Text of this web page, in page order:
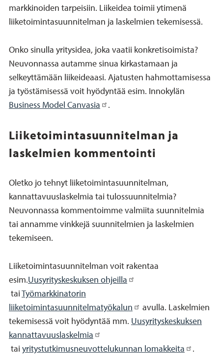
markkinoiden tarpeisiin. Liikeidea toimii ytimenä
liiketoimintasuunnitelman ja laskelmien tekemisessä.
Onko sinulla yritysidea, joka vaatii konkretisoimista?
Neuvonnassa autamme sinua kirkastamaan ja
selkeyttämään liikeideaasi. Ajatusten hahmottamisessa
ja työstämisessä voit hyödyntää esim. Innokylän
Business Model Canvasia
.
Liiketoimintasuunnitelman ja
laskelmien kommentointi
Oletko jo tehnyt liiketoimintasuunnitelman,
kannattavuuslaskelmia tai tulossuunnitelmia?
Neuvonnassa kommentoimme valmiita suunnitelmia
tai annamme vinkkejä suunnitelmien ja laskelmien
tekemiseen.
Liiketoimintasuunnitelman voit rakentaa
esim.Uusyrityskeskuksen ohjeilla
taiTyömarkkinatorin
liiketoimintasuunnitelmatyökalun
avulla. Laskelmien
tekemisessä voit hyödyntää mm. Uusyrityskeskuksen
kannattavuuslaskelmia
tai yritystutkimusneuvottelukunnan lomakkeita .